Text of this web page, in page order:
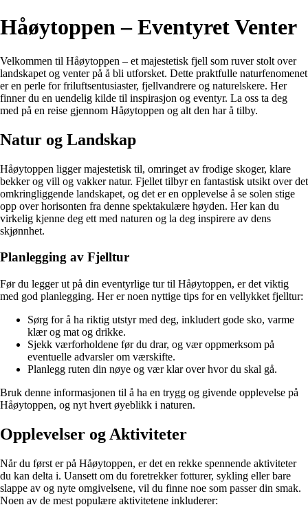
Håøytoppen – Eventyret Venter
Velkommen til Håøytoppen – et majestetisk fjell som ruver stolt over
landskapet og venter på å bli utforsket. Dette praktfulle naturfenomenet
er en perle for friluftsentusiaster, fjellvandrere og naturelskere. Her
finner du en uendelig kilde til inspirasjon og eventyr. La oss ta deg
med på en reise gjennom Håøytoppen og alt den har å tilby.
Natur og Landskap
Håøytoppen ligger majestetisk til, omringet av frodige skoger, klare
bekker og vill og vakker natur. Fjellet tilbyr en fantastisk utsikt over det
omkringliggende landskapet, og det er en opplevelse å se solen stige
opp over horisonten fra denne spektakulære høyden. Her kan du
virkelig kjenne deg ett med naturen og la deg inspirere av dens
skjønnhet.
Planlegging av Fjelltur
Før du legger ut på din eventyrlige tur til Håøytoppen, er det viktig
med god planlegging. Her er noen nyttige tips for en vellykket fjelltur:
Sørg for å ha riktig utstyr med deg, inkludert gode sko, varme
klær og mat og drikke.
Sjekk værforholdene før du drar, og vær oppmerksom på
eventuelle advarsler om værskifte.
Planlegg ruten din nøye og vær klar over hvor du skal gå.
Bruk denne informasjonen til å ha en trygg og givende opplevelse på
Håøytoppen, og nyt hvert øyeblikk i naturen.
Opplevelser og Aktiviteter
Når du først er på Håøytoppen, er det en rekke spennende aktiviteter
du kan delta i. Uansett om du foretrekker fotturer, sykling eller bare
slappe av og nyte omgivelsene, vil du finne noe som passer din smak.
Noen av de mest populære aktivitetene inkluderer: